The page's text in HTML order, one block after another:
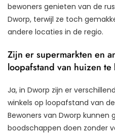
bewoners genieten van de
Dworp, terwijl ze toch
andere locaties in de regio.
Zijn er supermarkten en
loopafstand van huizen
Ja, in Dworp zijn er
winkels op loopafstand van
Bewoners van Dworp kunnen
boodschappen doen zonder